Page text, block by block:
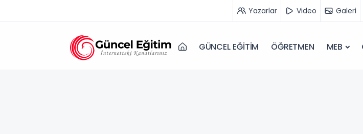
Yazarlar Video Galeri
GÜNCEL EĞİTİM ÖĞRETMEN MEB